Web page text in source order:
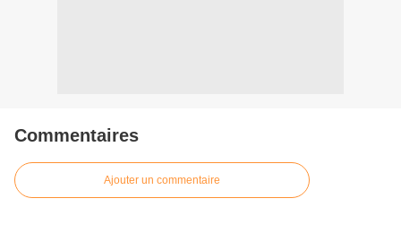
Commentaires
Ajouter un commentaire